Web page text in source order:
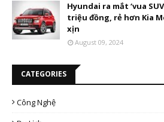
Hyundai ra mắt ‘vua
triệu đồng, rẻ hơn Kia
xịn
August 09, 2024
CATEGORIES
Công Nghệ